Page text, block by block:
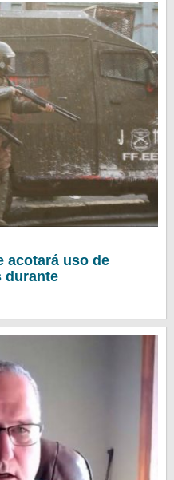
acotará uso de
durante